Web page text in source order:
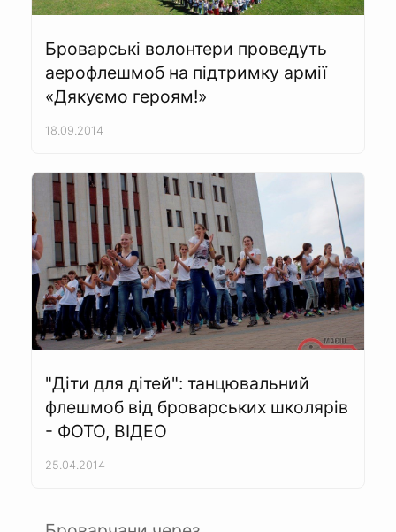
Броварські волонтери проведуть
аерофлешмоб на підтримку армії
«Дякуємо героям!»
18.09.2014
"Діти для дітей": танцювальний
флешмоб від броварських школярів
- ФОТО, ВІДЕО
25.04.2014